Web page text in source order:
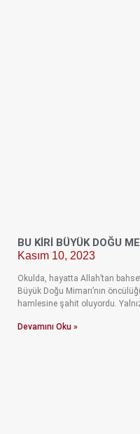
BU KIRI BÜYÜK DOĞU
Kasım 10, 2023
Okulda, hayatta Allah’tan
Büyük Doğu Mimarı’nın
hamlesine şahit oluyordu.
Devamını Oku »